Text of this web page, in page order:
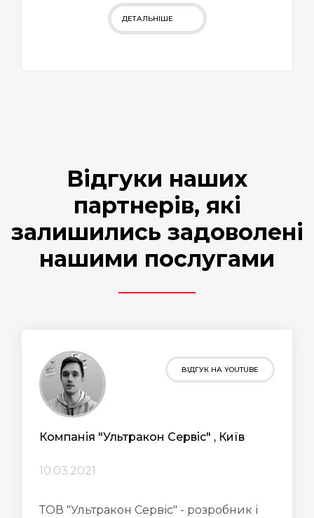
ДЕТАЛЬНІШЕ
Відгуки наших
партнерів, які
залишились задоволені
нашими послугами
ВІДГУК НА YOUTUBE
Компанія "Ультракон Сервіс" , Київ
10.03.2021
ТОВ "Ультракон Сервіс" - розробник і